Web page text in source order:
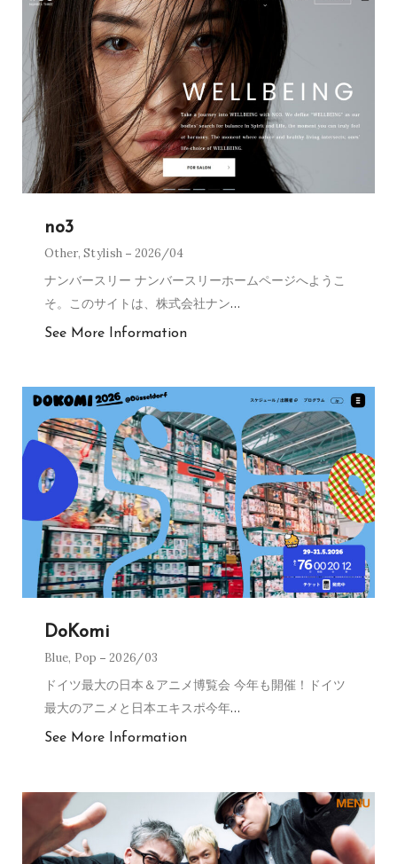
no3
Other,Stylish 2026/04
ナンバースリー ナンバースリーホームページへようこ
そ。このサイトは、株式会社ナン…
See More Information
DoKomi
Blue, Pop 2026/03
ドイツ最大の日本＆アニメ博覧会 今年も開催！ドイツ
最大のアニメと日本エキスポ今年…
See More Information